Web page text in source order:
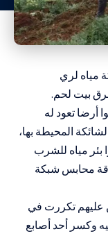
مياه لري
بيت لحم.
أرضا تعود له
المحيطة بها،
بئر مياه للشرب
وسرقة محابس شبكة
عليهم تكررت في
وكسر أحد أصابع